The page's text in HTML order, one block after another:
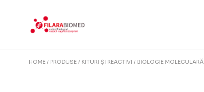
HOME PRODUSE KITURI ȘI REACTIVI BIOLOGIE MOLECULARĂ